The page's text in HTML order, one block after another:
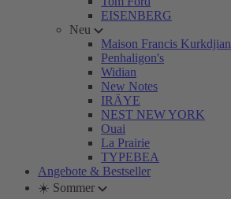
EISENBERG
Neu
Maison Francis Kurkdjian
Penhaligon's
Widian
New Notes
IRÄYE
NEST NEW YORK
Ouai
La Prairie
TYPEBEA
Angebote & Bestseller
☀️ Sommer